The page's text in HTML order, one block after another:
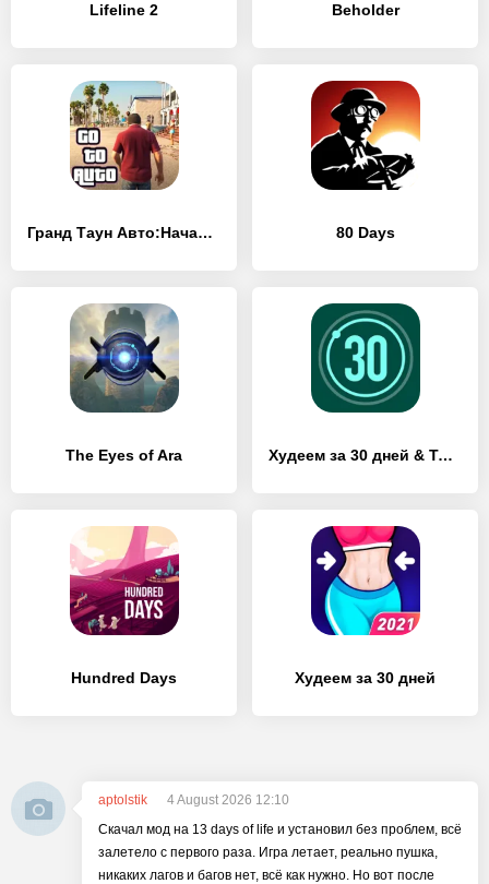
Lifeline 2 Beholder
Гранд Таун Авто:Начало истории 80 Days
The Eyes of Ara Худеем за 30 дней & Тренировки
Hundred Days Худеем за 30 дней
aptolstik
4 August 2026 12:10
Скачал мод на 13 days of life и установил без проблем, всё
залетело с первого раза. Игра летает, реально пушка,
никаких лагов и багов нет, всё как нужно. Но вот после